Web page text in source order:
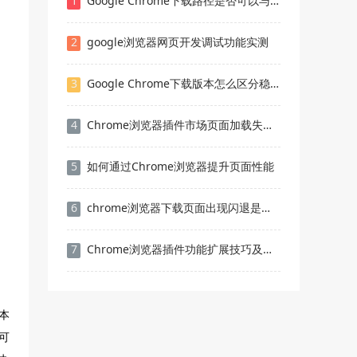
2 google浏览器网页开发调试功能实测
3 Google Chrome下载版本怎么区分稳定与测试
4 Chrome浏览器插件市场页面加载失败如何处理
5 如何通过Chrome浏览器提升页面性能
6 chrome浏览器下载页面出现闪退是否要重置设置
7 Chrome浏览器插件功能扩展技巧及应用案例